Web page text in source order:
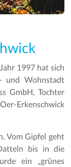
1997 hat sich
und Wohnstadt
GmbH, Tochter
Erkenschwick
Vom Gipfel geht
bis in die
ein „grünes